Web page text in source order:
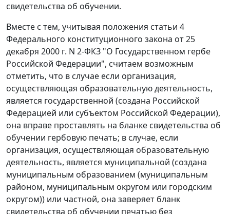
свидетельства об обучении.
Вместе с тем, учитывая положения статьи 4
Федерального конституционного закона от 25
декабря 2000 г. N 2-ФКЗ "О Государственном гербе
Российской Федерации", считаем возможным
отметить, что в случае если организация,
осуществляющая образовательную деятельность,
является государственной (создана Российской
Федерацией или субъектом Российской Федерации),
она вправе проставлять на бланке свидетельства об
обучении гербовую печать; в случае, если
организация, осуществляющая образовательную
деятельность, является муниципальной (создана
муниципальным образованием (муниципальным
районом, муниципальным округом или городским
округом)) или частной, она заверяет бланк
свидетельства об обучении печатью без